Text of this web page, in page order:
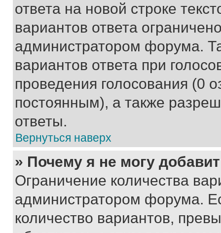
ответа на новой строке
вариантов ответа
администратором форума.
вариантов ответа при
проведения голосования (0
постоянным), а также
ответы.
Вернуться наверх
» Почему я не могу
Ограничение количества
администратором форума.
количество вариантов,